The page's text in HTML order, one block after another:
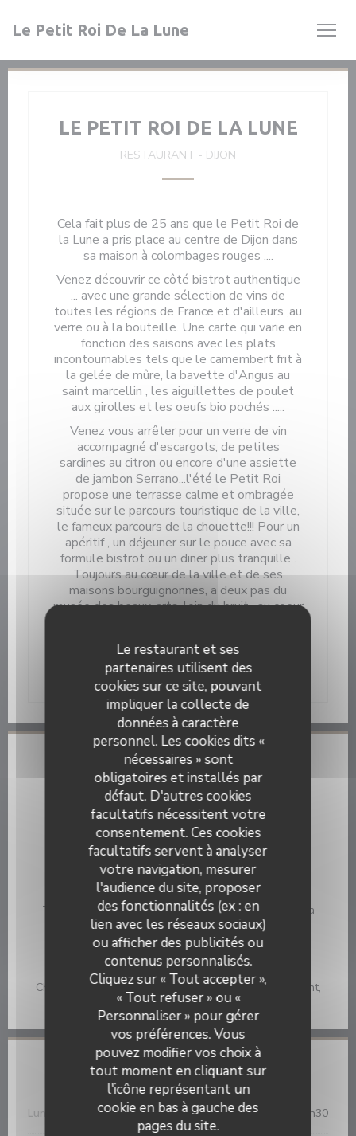
Le restaurant et ses
partenaires utilisent des
cookies sur ce site, pouvant
impliquer la collecte de
données à caractère
personnel. Les cookies dits «
nécessaires » sont
obligatoires et installés par
défaut. D'autres cookies
facultatifs nécessitent votre
consentement. Ces cookies
facultatifs servent à analyser
votre navigation, mesurer
l'audience du site, proposer
des fonctionnalités (ex : en
lien avec les réseaux sociaux)
ou afficher des publicités ou
contenus personnalisés.
Cliquez sur « Tout accepter »,
« Tout refuser » ou «
Personnaliser » pour gérer
vos préférences. Vous
pouvez modifier vos choix à
tout moment en cliquant sur
l'icône représentant un
cookie en bas à gauche des
pages du site.
Le Petit Roi De La Lune
LE PETIT ROI DE LA LUNE
RESTAURANT - DIJON
Cela fait plus de 25 ans que le Petit Roi de
la Lune a pris place au centre de Dijon dans
sa maison à colombages rouges ....
Venez découvrir ce côté bistrot authentique
... avec une grande sélection de vins de
toutes les régions de France et d'ailleurs ,au
verre ou à la bouteille. Une carte qui varie en
fonction des saisons avec les plats
incontournables tels que le camembert frit à
la gelée de mûre, la bavette d'Angus au
saint marcellin , les aiguillettes de poulet
aux girolles et les oeufs bio pochés .....
Venez vous arrêter pour un verre de vin
accompagné d'escargots, de petites
sardines au citron ou encore d'une assiette
de jambon Serrano...l'été le Petit Roi
propose une terrasse calme et ombragée
située sur le parcours touristique de la ville,
le fameux parcours de la chouette!!! Pour un
apéritif , un déjeuner sur le pouce avec sa
formule bistrot ou un diner plus tranquille .
Toujours au cœur de la ville et de ses
maisons bourguignonnes, a deux pas du
musée des beaux-arts, loin du bruit , au coeur
Infos pratiques
Cuisine
Cuisine Traditionnelle
Type de restaurant
Restaurant
Services
Terrasse, Parking, Accès Wifi, Accès aux personnes à
mobilité réduite
Moyens de paiement
Ticket Restaurant, Paiement Sans Contact, Maestro,
Chèques Vacances, Carte Bleue, Visa, Titres restaurant,
Eurocard/Mastercard, Espèces, Chèques
Horaires
Lundi 12h00 - 21h30 • 19h00 - 21h30
Le Petit Roi De La Lune